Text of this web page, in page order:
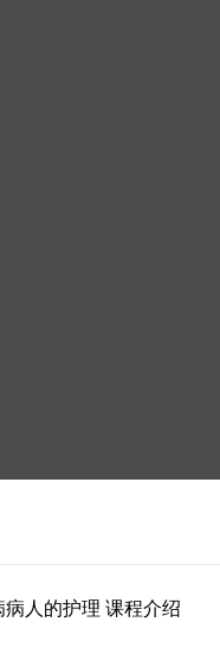
人的护理 课程介绍